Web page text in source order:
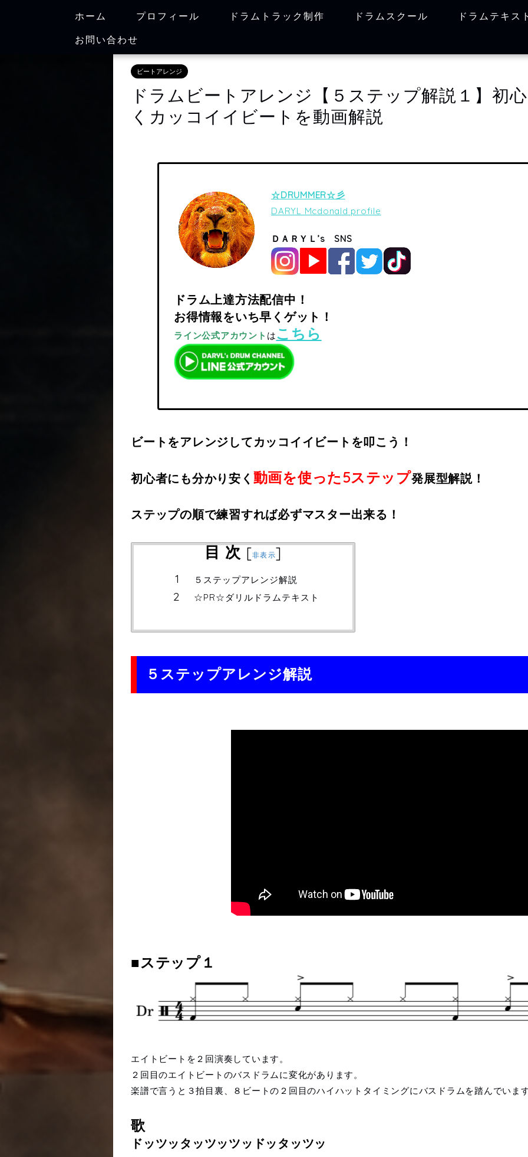
ホーム プロフィール ドラムトラック制作 ドラムスクール
ドラムテキス
お問い合わせ
ビートアレンジ
ドラムビートアレンジ【５ステップ解説１】初
くカッコイイビートを動画解説
☆DRUMMER☆彡
DARYL Mcdonald profile
ＤＡＲＹＬ’s SNS
ドラム上達方法配信中！
お得情報をいち早くゲット！
ライン公式アカウント はこちら
ビートをアレンジしてカッコイイビートを叩こう！
初心者にも分かり安く 動画を使った5ステップ発展型解説！
ステップの順で練習すれば必ずマスター出来る！
目 次 [非表示]
５ステップアレンジ解説
☆PR☆ダリルドラムテキスト
５ステップアレンジ解説
■ステップ１
エイトビートを２回演奏しています。
２回目のエイトビートのバスドラムに変化があります。
楽譜で言うと３拍目裏、８ビートの２回目のハイハットタイミングにバスドラムを踏んでいま
歌
ドッツッタッツッツッドッタッツッ